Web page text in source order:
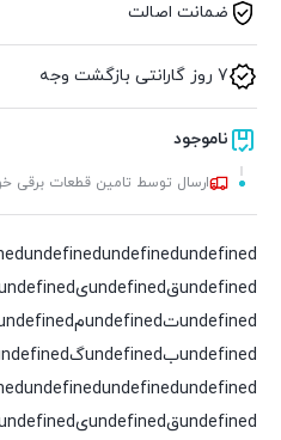
ضمانت اصالت
7 روز گارانتی بازگشت وجه
ناموجود
ارسال توسط تامین قطعات برقی
undefinedundefined
undefinedبundefinedگundefinedیundefinedرundefinedیundefinedدundefined
undefinedundefined